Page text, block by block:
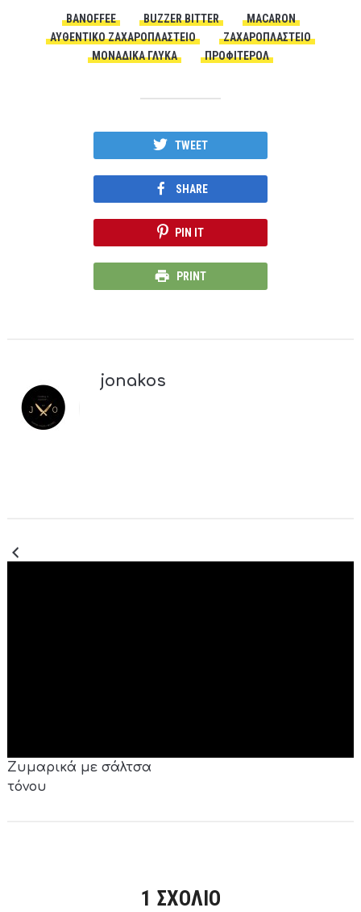
BANOFFEE BUZZER BITTER
MACARON
ΑΥΘΕΝΤΙΚΌ ΖΑΧΑΡΟΠΛΑΣΤΕΊΟ
ΖΑΧΑΡΟΠΛΑΣΤΕΊΟ
ΜΟΝΑΔΙΚΆ ΓΛΥΚΆ
ΠΡΟΦΙΤΕΡΟΛ
TWEET
SHARE
PIN IT
PRINT
jonakos
Ζυμαρικά με σάλτσα
τόνου
1 ΣΧΌΛΙΟ